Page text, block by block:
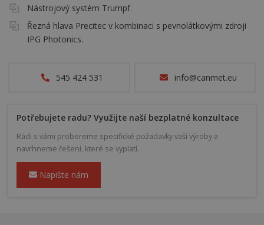
Nástrojový systém Trumpf.
Řezná hlava Precitec v kombinaci s pevnolátkovými zdroji
IPG Photonics.
545 424 531 info@canmet.eu
Potřebujete radu? Využijte naší bezplatné konzultace
Rádi s vámi probereme specifické požadavky vaší výroby a
navrhneme řešení, které se vyplatí.
Napište nám